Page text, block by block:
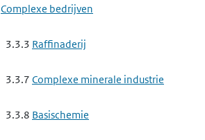
3.3.8 dhet exploiteren van een ippc-
3.3.9 Complexe papierindustrie,
3.3.9 bhet exploiteren van een ippc-
3.3.10Afvalbeheer ippc-installaties
Complexe bedrijven
3.3.3 Raffinaderij
3.3.7 Complexe minerale industrie
3.3.8 Basischemie